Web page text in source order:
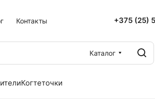
Контакты +375 (25)
Каталог
Когтеточки